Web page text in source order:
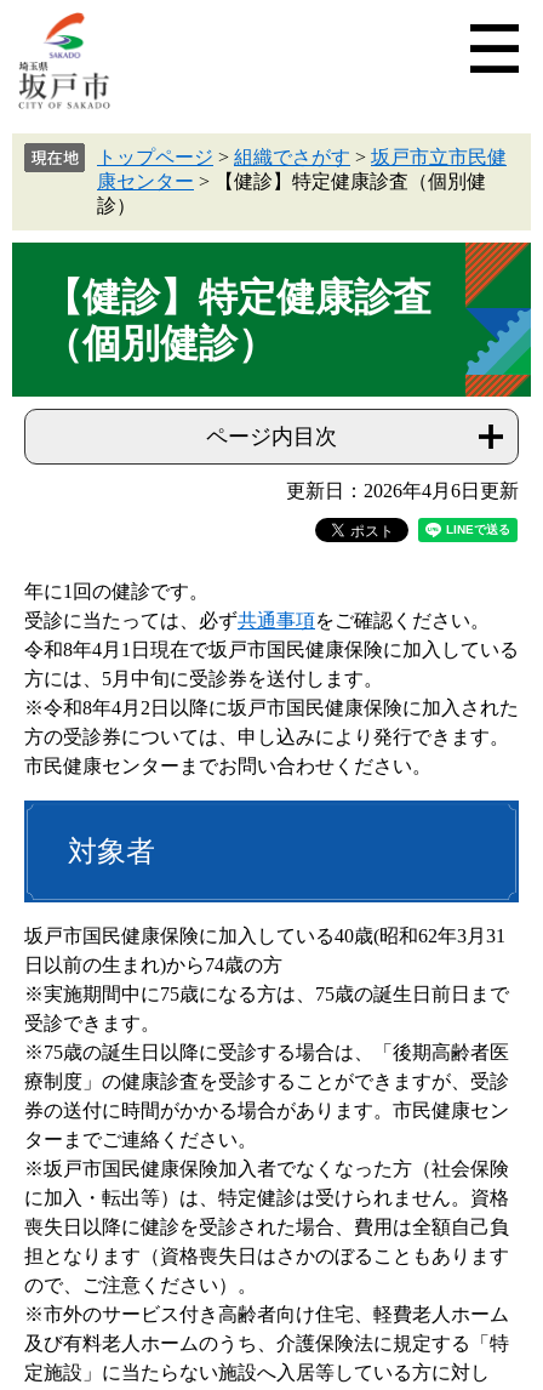
トップページ > 組織でさがす > 坂戸市立市民健
康センター >
【健診】特定健康診査（個別健
診）
【健診】特定健康診査
（個別健診）
ページ内目次
更新日：2026年4月6日更新
年に1回の健診です。
受診に当たっては、必ず共通事項をご確認ください。
令和8年4月1日現在で坂戸市国民健康保険に加入している
方には、5月中旬に受診券を送付します。
※令和8年4月2日以降に坂戸市国民健康保険に加入された
方の受診券については、申し込みにより発行できます。
市民健康センターまでお問い合わせください。
対象者
坂戸市国民健康保険に加入している40歳(昭和62年3月31
日以前の生まれ)から74歳の方
※実施期間中に75歳になる方は、75歳の誕生日前日まで
受診できます。
※75歳の誕生日以降に受診する場合は、「後期高齢者医
療制度」の健康診査を受診することができますが、受診
券の送付に時間がかかる場合があります。市民健康セン
ターまでご連絡ください。
※坂戸市国民健康保険加入者でなくなった方（社会保険
に加入・転出等）は、特定健診は受けられません。資格
喪失日以降に健診を受診された場合、費用は全額自己負
担となります（資格喪失日はさかのぼることもあります
ので、ご注意ください）。
※市外のサービス付き高齢者向け住宅、軽費老人ホーム
及び有料老人ホームのうち、介護保険法に規定する「特
定施設」に当たらない施設へ入居等している方に対し